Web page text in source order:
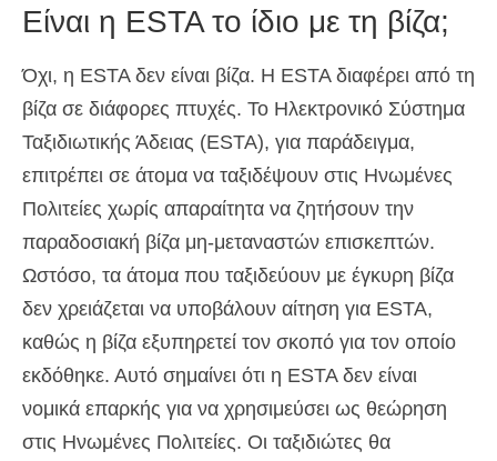
Είναι η ESTA το ίδιο με τη βίζα;
Όχι, η ESTA δεν είναι βίζα. Η ESTA διαφέρει από τη
βίζα σε διάφορες πτυχές. Το Ηλεκτρονικό Σύστημα
Ταξιδιωτικής Άδειας (ESTA), για παράδειγμα,
επιτρέπει σε άτομα να ταξιδέψουν στις Ηνωμένες
Πολιτείες χωρίς απαραίτητα να ζητήσουν την
παραδοσιακή βίζα μη-μεταναστών επισκεπτών.
Ωστόσο, τα άτομα που ταξιδεύουν με έγκυρη βίζα
δεν χρειάζεται να υποβάλουν αίτηση για ESTA,
καθώς η βίζα εξυπηρετεί τον σκοπό για τον οποίο
εκδόθηκε. Αυτό σημαίνει ότι η ESTA δεν είναι
νομικά επαρκής για να χρησιμεύσει ως θεώρηση
στις Ηνωμένες Πολιτείες. Οι ταξιδιώτες θα